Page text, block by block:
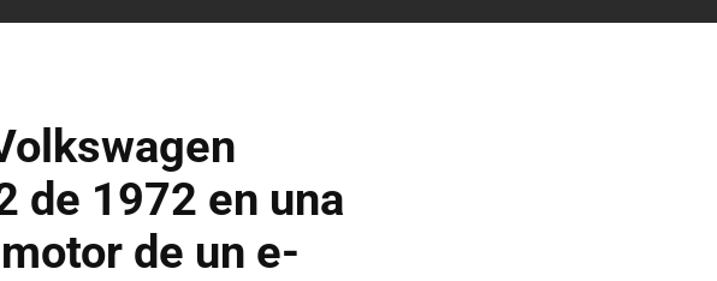
de 1972 en una
de un e-